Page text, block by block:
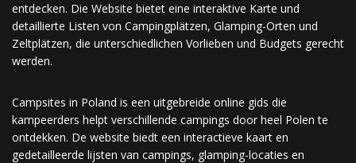
entdecken. Die Website bietet eine interaktive Karte und
detaillierte Listen von Campingplätzen, Glamping-Orten und
Zeltplätzen, die unterschiedlichen Vorlieben und Budgets gerecht
werden.
Campsites in Poland is een uitgebreide online gids die
kampeerders helpt verschillende campings door heel Polen te
ontdekken. De website biedt een interactieve kaart en
gedetailleerde lijsten van campings, glamping-locaties en